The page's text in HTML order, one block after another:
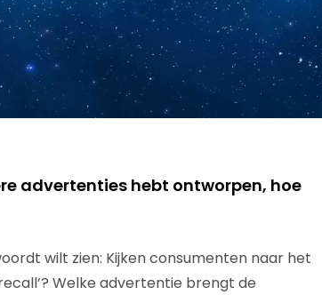
advertenties hebt ontworpen, hoe
wilt zien: Kijken consumenten naar het
Welke advertentie brengt de